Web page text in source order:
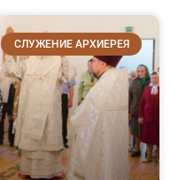
СЛУЖЕНИЕ АРХИЕРЕЯ